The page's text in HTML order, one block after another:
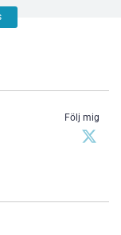
Följ mig